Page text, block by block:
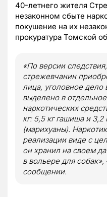
40-летнего жителя
незаконном сбыте
покушение на их
прокуратура Томской
«По версии
стрежевчанин
лица, уголовное дело
выделено в
наркотических
кг: 5,5 кг гашиша и 3,2
(марихуаны).
реализации виде с
он хранил на своем
в вольере для собак»,
сообщении.